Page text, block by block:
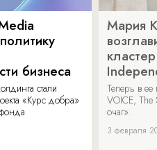
бизнеса
стали
«Курс добра»
Мария
Теперь в
VOICE,
очаг».
3 февраля